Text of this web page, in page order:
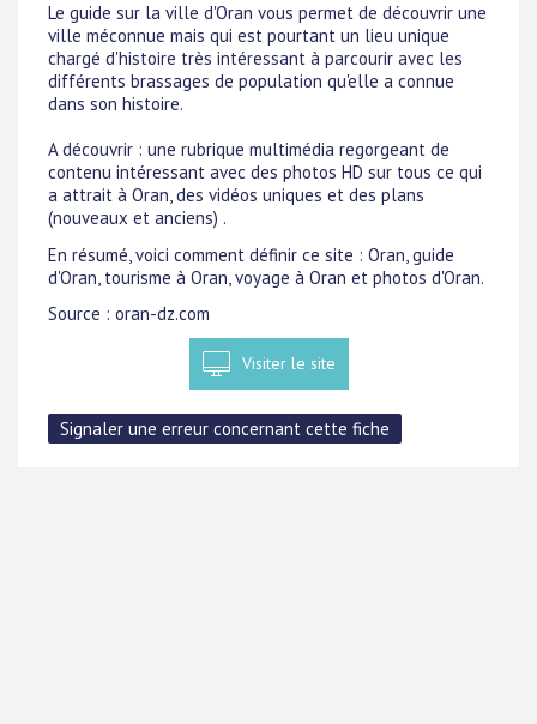
Le guide sur la ville d'Oran vous permet de découvrir une
ville méconnue mais qui est pourtant un lieu unique
chargé d'histoire très intéressant à parcourir avec les
différents brassages de population qu'elle a connue
dans son histoire.
A découvrir : une rubrique multimédia regorgeant de
contenu intéressant avec des photos HD sur tous ce qui
a attrait à Oran, des vidéos uniques et des plans
(nouveaux et anciens) .
En résumé, voici comment définir ce site : Oran, guide
d'Oran, tourisme à Oran, voyage à Oran et photos d'Oran.
Source : oran-dz.com
Visiter le site